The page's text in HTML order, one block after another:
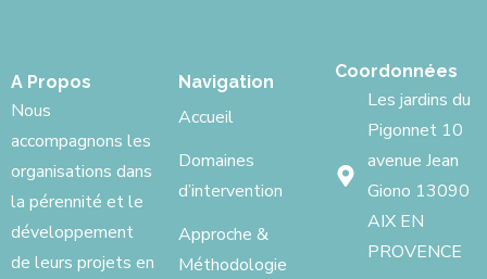
A Propos
Nous
accompagnons les
organisations dans
la pérennité et le
développement
de leurs projets en
Navigation
Accueil
Domaines
d’intervention
Approche &
Méthodologie
Coordonnées
Les jardins du
Pigonnet 10
avenue Jean
Giono 13090
AIX EN
PROVENCE